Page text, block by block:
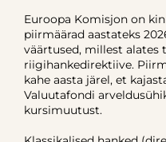
Euroopa Komisjon on
piirmäärad aastateks
väärtused, millest alates
riigihankedirektiive.
kahe aasta järel, et
Valuutafondi
kursimuutust.